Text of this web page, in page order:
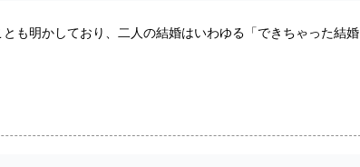
も明かしており、二人の結婚はいわゆる「できちゃった結婚